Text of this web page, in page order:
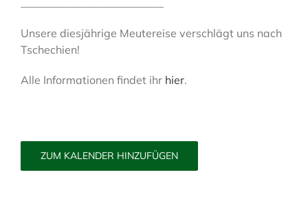
Unsere diesjährige Meutereise verschlägt uns nach
Tschechien!
Alle Informationen findet ihr hier.
ZUM KALENDER HINZUFÜGEN